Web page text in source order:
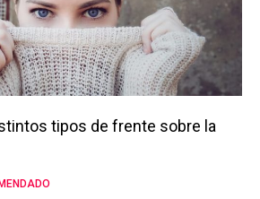
tipos de frente sobre la